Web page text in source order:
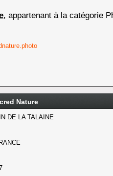
, appartenant à la catégorie
Nature
DE LA TALAINE